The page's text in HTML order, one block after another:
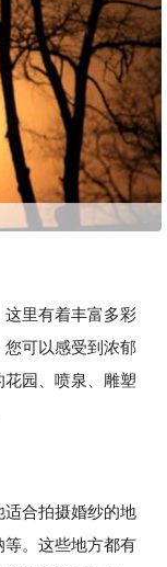
里有着丰富多彩
可以感受到浓郁
园、喷泉、雕塑
合拍摄婚纱的地
等。这些地方都有